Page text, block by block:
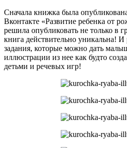
Сначала книжка была
Вконтакте «Развитие ребенка от
решила опубликовать не только в
книга действительно уникальна! И
задания, которые можно дать
иллюстрации из нее как будто
детьми и речевых игр!